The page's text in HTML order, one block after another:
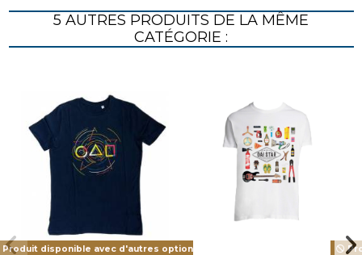
5 AUTRES PRODUITS DE LA MÊME
CATÉGORIE :
Produit disponible avec d'autres options